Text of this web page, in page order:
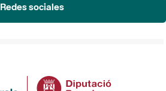
Redes sociales